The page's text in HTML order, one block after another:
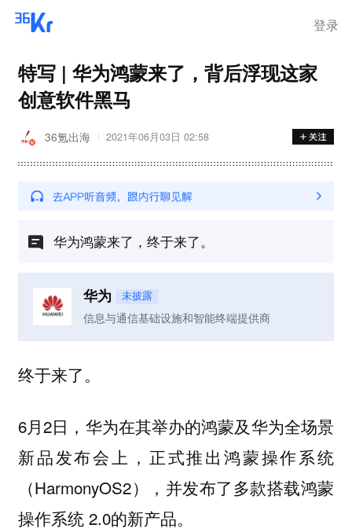
登录
特写 | 华为鸿蒙来了，背后浮现这家
创意软件黑马
36氪出海 2021年06月03日 02:58
华为鸿蒙来了，终于来了。
华为 未披露
信息与通信基础设施和智能终端提供商
终于来了。
6月2日，华为在其举办的鸿蒙及华为全场景
新品发布会上，正式推出鸿蒙操作系统
（HarmonyOS2），并发布了多款搭载鸿蒙
操作系统 2.0的新产品。